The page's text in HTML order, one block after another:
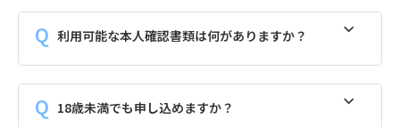
利用可能な本人確認書類は何がありますか？
18歳未満でも申し込めますか？